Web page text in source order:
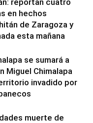
reportan cuatro
en hechos
de Zaragoza y
esta mañana
se sumará a
Miguel Chimalapa
invadido por
muerte de